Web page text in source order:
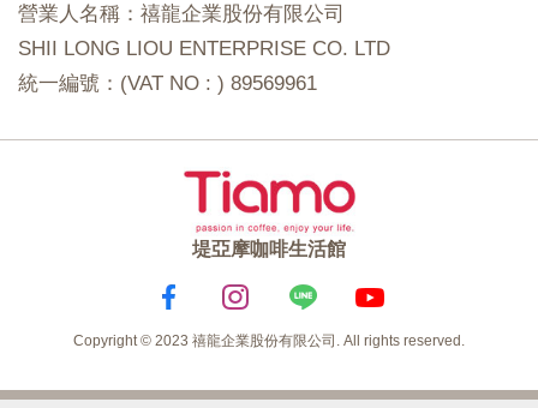
營業人名稱：禧龍企業股份有限公司
SHII LONG LIOU ENTERPRISE CO. LTD
統一編號：(VAT NO : ) 89569961
堤亞摩咖啡生活館
Copyright © 2023 禧龍企業股份有限公司. All rights reserved.